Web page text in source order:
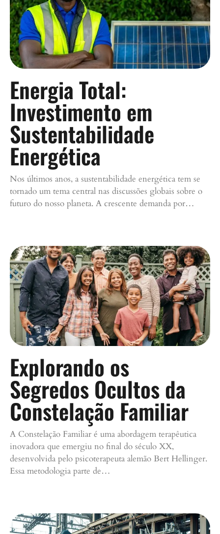
Energia Total:
Investimento em
Sustentabilidade
Energética
Nos últimos anos, a sustentabilidade energética tem se
tornado um tema central nas discussões globais sobre o
futuro do nosso planeta. A crescente demanda por…
Explorando os
Segredos Ocultos da
Constelação Familiar
A Constelação Familiar é uma abordagem terapêutica
inovadora que emergiu no final do século XX,
desenvolvida pelo psicoterapeuta alemão Bert Hellinger.
Essa metodologia parte de…